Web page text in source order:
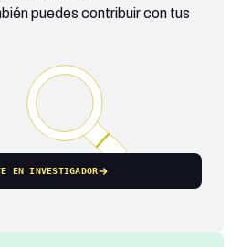
puedes contribuir con tus
EN INVESTIGADOR